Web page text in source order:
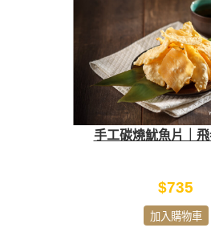
手工碳燒魷魚片｜
$735
加入購物車